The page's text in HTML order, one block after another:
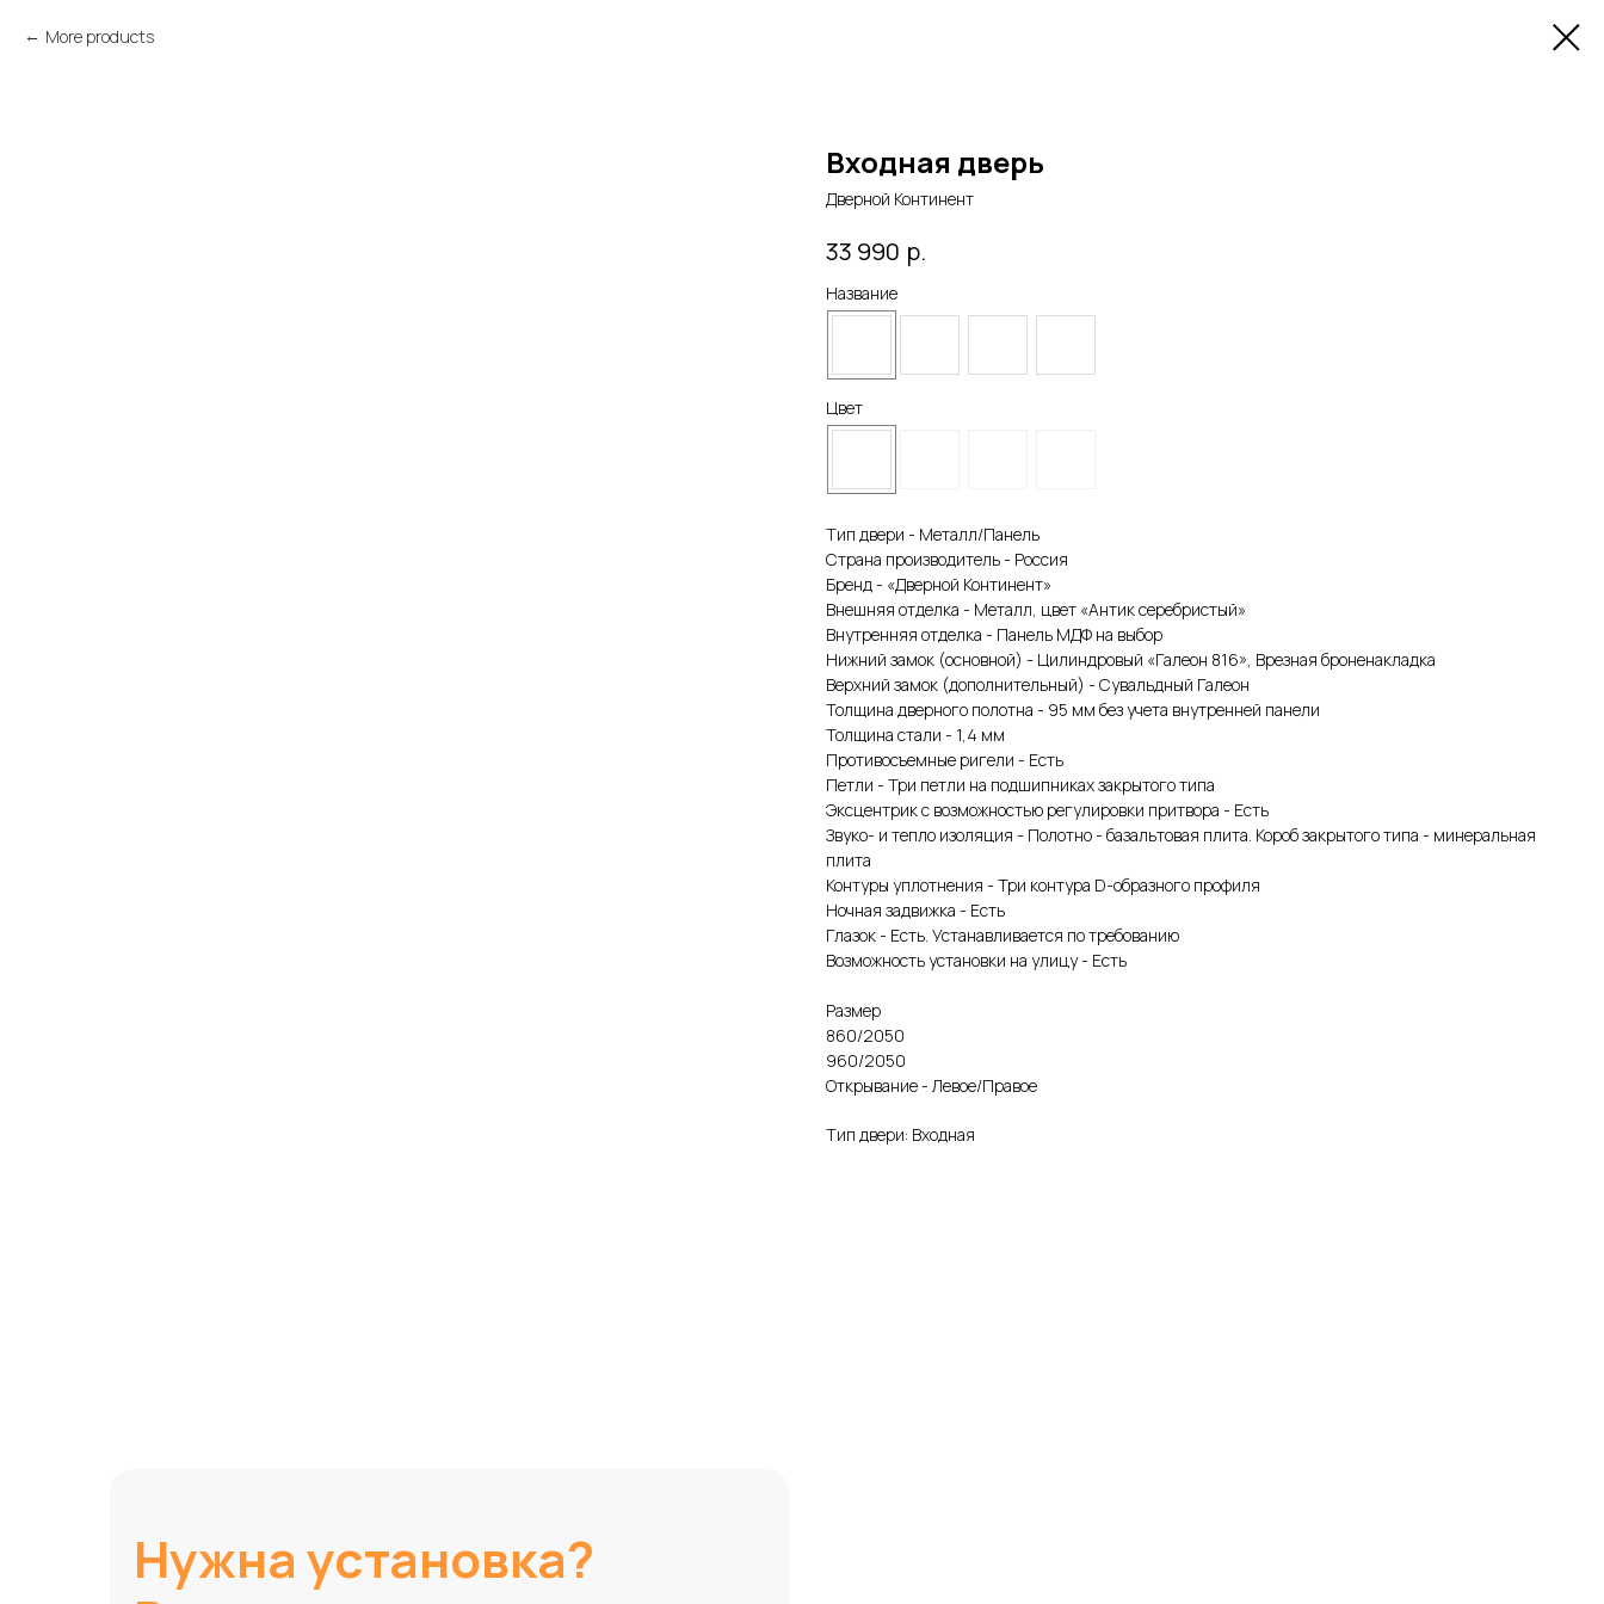
More products
Входная дверь
Дверной Континент
33 990 р.
Название
Цвет
Тип двери - Металл/Панель
Страна производитель - Россия
Бренд - «Дверной Континент»
Внешняя отделка - Металл, цвет «Антик серебристый»
Внутренняя отделка - Панель МДФ на выбор
Нижний замок (основной) - Цилиндровый «Галеон 816», Врезная броненакладка
Верхний замок (дополнительный) - Сувальдный Галеон
Толщина дверного полотна - 95 мм без учета внутренней панели
Толщина стали - 1,4 мм
Противосъемные ригели - Есть
Петли - Три петли на подшипниках закрытого типа
Эксцентрик с возможностью регулировки притвора - Есть
Звуко- и тепло изоляция - Полотно - базальтовая плита. Короб закрытого типа - минеральная
плита
Контуры уплотнения - Три контура D-образного профиля
Ночная задвижка - Есть
Глазок - Есть. Устанавливается по требованию
Возможность установки на улицу - Есть
Размер
860/2050
960/2050
Открывание - Левое/Правое
Тип двери: Входная
Нужна установка?